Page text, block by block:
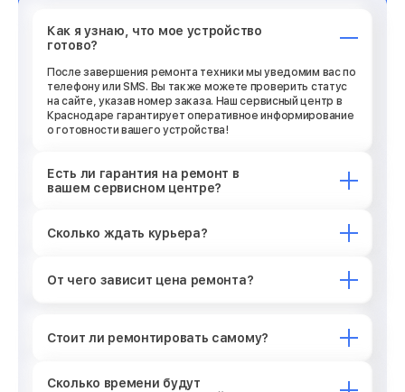
Как я узнаю, что мое устройство
готово?
После завершения ремонта техники мы уведомим вас по
телефону или SMS. Вы также можете проверить статус
на сайте, указав номер заказа. Наш сервисный центр в
Краснодаре гарантирует оперативное информирование
о готовности вашего устройства!
Есть ли гарантия на ремонт в
вашем сервисном центре?
Сколько ждать курьера?
От чего зависит цена ремонта?
Стоит ли ремонтировать самому?
Сколько времени будут